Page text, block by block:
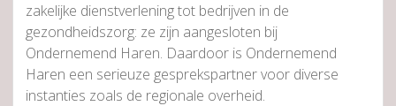
zakelijke dienstverlening tot bedrijven in de
gezondheidszorg: ze zijn aangesloten bij
Ondernemend Haren. Daardoor is Ondernemend
Haren een serieuze gesprekspartner voor diverse
instanties zoals de regionale overheid.